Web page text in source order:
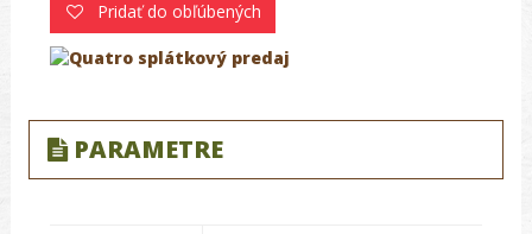
Pridať do obľúbených
PARAMETRE